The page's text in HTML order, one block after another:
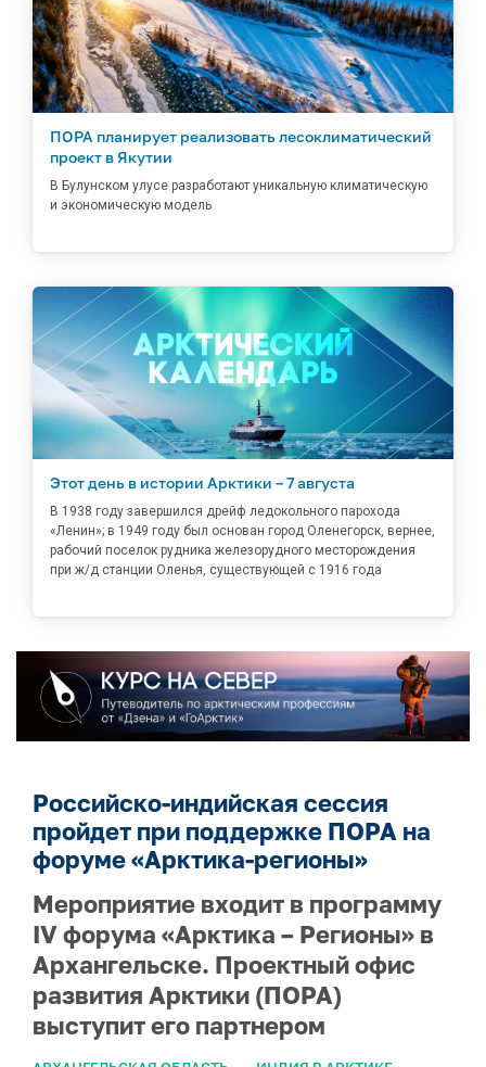
ПОРА планирует реализовать лесоклиматический
проект в Якутии
В Булунском улусе разработают уникальную климатическую
и экономическую модель
Этот день в истории Арктики – 7 августа
В 1938 году завершился дрейф ледокольного парохода
«Ленин»; в 1949 году был основан город Оленегорск, вернее,
рабочий поселок рудника железорудного месторождения
при ж/д станции Оленья, существующей с 1916 года
Российско-индийская сессия
пройдет при поддержке ПОРА на
форуме «Арктика-регионы»
Мероприятие входит в программу
IV форума «Арктика – Регионы» в
Архангельске. Проектный офис
развития Арктики (ПОРА)
выступит его партнером